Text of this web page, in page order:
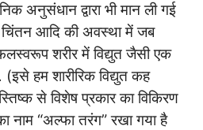
अनुसंधान द्वारा भी मान ली गई
आदि की अवस्था में जब
शरीर में विद्युत जैसी एक
(इसे हम शारीरिक विद्युत कह
से विशेष प्रकार का विकिरण
नाम “अल्फा तरंग” रखा गया है